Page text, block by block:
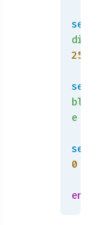
set
255
set
e
set
0
end